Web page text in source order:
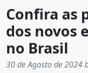
Confira as
dos novos
no Brasil
30 de Agosto de 2024